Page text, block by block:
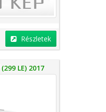
Részletek
(299 LE) 2017